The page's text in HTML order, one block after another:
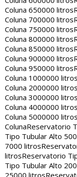
Coluna 650000 litros
Coluna 700000 litros
Coluna 750000 litros
Coluna 800000 litros
Coluna 850000 litros
Coluna 900000 litros
Coluna 950000 litros
Coluna 1000000 litros
Coluna 2000000 litros
Coluna 3000000 litros
Coluna 4000000 litros
Coluna 5000000 litros
ColunaReservatorio
Tipo Tubular Alto
7000 litros
litrosReservatorio
Tipo Tubular Alto